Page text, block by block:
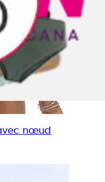
nœud